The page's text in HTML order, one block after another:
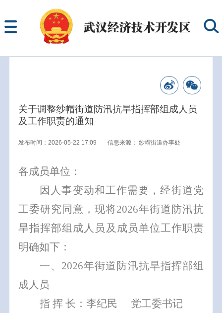
关于调整纱帽街道防汛抗旱指挥部组成人员
及工作职责的通知
发布时间：2026-05-22 17:09 信息来源： 纱帽街道办事处
各成员单位：
因人事变动和工作需要，经街道党
工委研究同意，现将2026年街道防汛抗
旱指挥部组成人员及成员单位工作职责
明确如下：
一、 2026年街道防汛抗旱指挥部组
成人员
指 挥 长：李纪民
党工委书记